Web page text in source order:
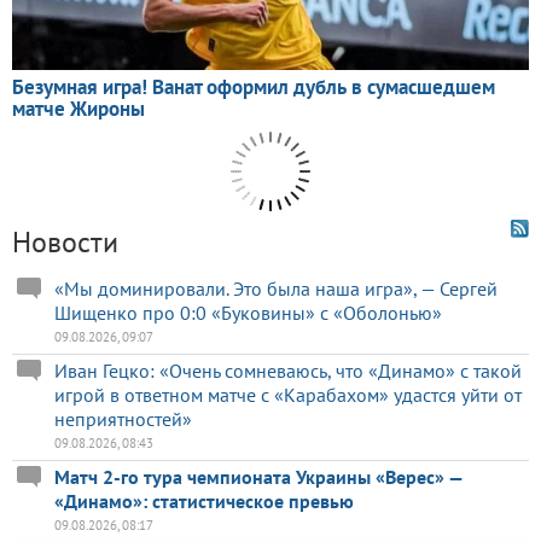
Новости
«Мы доминировали. Это была наша игра», — Сергей
Шищенко про 0:0 «Буковины» с «Оболонью»
09.08.2026, 09:07
Иван Гецко: «Очень сомневаюсь, что «Динамо» с такой
игрой в ответном матче с «Карабахом» удастся уйти от
неприятностей»
09.08.2026, 08:43
Матч 2-го тура чемпионата Украины «Верес» —
«Динамо»: статистическое превью
09.08.2026, 08:17